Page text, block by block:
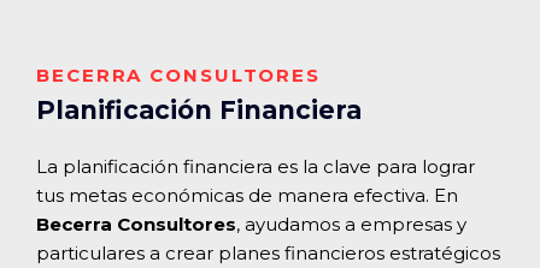
BECERRA CONSULTORES
Planificación Financiera
La planificación financiera es la clave para lograr
tus metas económicas de manera efectiva. En
Becerra Consultores, ayudamos a empresas y
particulares a crear planes financieros estratégicos